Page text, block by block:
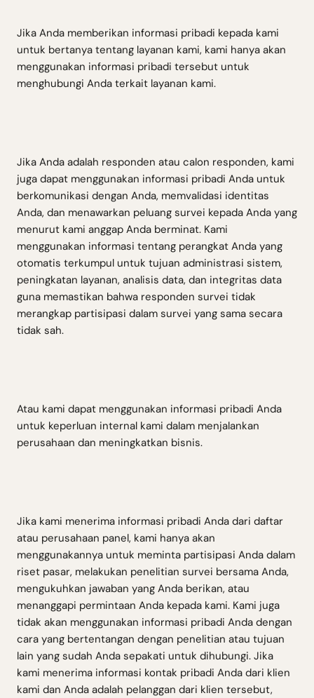
Jika Anda memberikan informasi pribadi kepada kami
untuk bertanya tentang layanan kami, kami hanya akan
menggunakan informasi pribadi tersebut untuk
menghubungi Anda terkait layanan kami.
Jika Anda adalah responden atau calon responden, kami
juga dapat menggunakan informasi pribadi Anda untuk
berkomunikasi dengan Anda, memvalidasi identitas
Anda, dan menawarkan peluang survei kepada Anda yang
menurut kami anggap Anda berminat. Kami
menggunakan informasi tentang perangkat Anda yang
otomatis terkumpul untuk tujuan administrasi sistem,
peningkatan layanan, analisis data, dan integritas data
guna memastikan bahwa responden survei tidak
merangkap partisipasi dalam survei yang sama secara
tidak sah.
Atau kami dapat menggunakan informasi pribadi Anda
untuk keperluan internal kami dalam menjalankan
perusahaan dan meningkatkan bisnis.
Jika kami menerima informasi pribadi Anda dari daftar
atau perusahaan panel, kami hanya akan
menggunakannya untuk meminta partisipasi Anda dalam
riset pasar, melakukan penelitian survei bersama Anda,
mengukuhkan jawaban yang Anda berikan, atau
menanggapi permintaan Anda kepada kami. Kami juga
tidak akan menggunakan informasi pribadi Anda dengan
cara yang bertentangan dengan penelitian atau tujuan
lain yang sudah Anda sepakati untuk dihubungi. Jika
kami menerima informasi kontak pribadi Anda dari klien
kami dan Anda adalah pelanggan dari klien tersebut,